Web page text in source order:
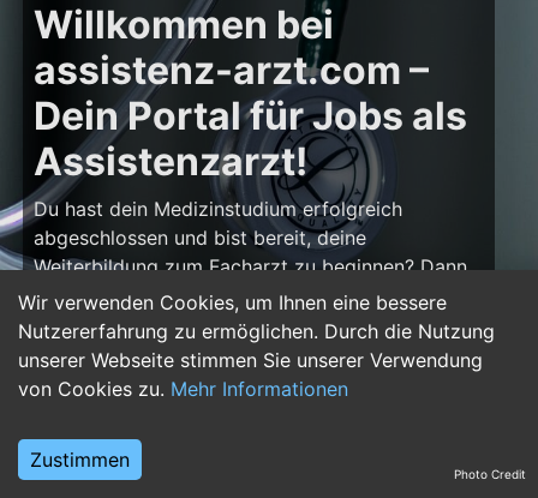
Wir verwenden Cookies, um Ihnen eine bessere
Nutzererfahrung zu ermöglichen. Durch die Nutzung
unserer Webseite stimmen Sie unserer Verwendung
von Cookies zu. Mehr Informationen
Zustimmen
Willkommen bei
assistenz-arzt.com –
Dein Portal für Jobs als
Assistenzarzt!
Du hast dein Medizinstudium erfolgreich
abgeschlossen und bist bereit, deine
Weiterbildung zum Facharzt zu beginnen? Dann
bist du aufassistenz-arzt.comgenau richtig!
Hier findest du zahlreiche Stellenangebote für
Assistenzärzte in allen Fachrichtungen – von der
Inneren Medizin über die Chirurgie bis hin zur
deine Karriere im Arztberuf und finde die
passende Klinik oder Praxis für deinen nächstenPhoto Credit